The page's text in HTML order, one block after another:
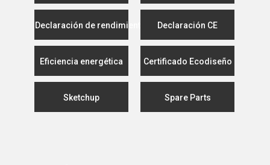
Declaración de rendimiento Declaración CE
Eficiencia energética Certificado Ecodiseño
Sketchup Spare Parts